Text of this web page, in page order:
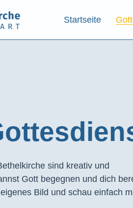
Startseite
sind kreativ und
Gott begegnen und dich
Bild und schau einfach